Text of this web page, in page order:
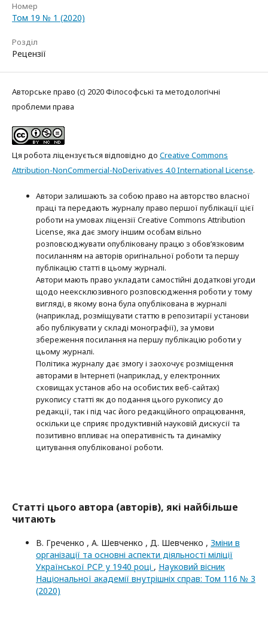
Номер
Том 19 № 1 (2020)
Розділ
Рецензії
Авторське право (c) 2020 Філософські та методологічні
проблеми права
Ця робота ліцензується відповідно до Creative Commons
Attribution-NonCommercial-NoDerivatives 4.0 International License.
Автори залишають за собою право на авторство власної
праці та передають журналу право першої публікації цієї
роботи на умовах ліцензії Creative Commons Attribution
License, яка дає змогу іншим особам вільно
розповсюджувати опубліковану працю з обов’язковим
посиланням на авторів оригінальної роботи та першу
публікацію статті в цьому журналі.
Автори мають право укладати самостійні додаткові угоди
щодо неексклюзивного розповсюдження роботи у тому
вигляді, в якому вона була опублікована в журналі
(наприклад, розміщувати статтю в репозитарії установи
або публікувати у складі монографії), за умови
збереження посилання на першу публікацію роботи у
цьому журналі.
Політика журналу дає змогу і заохочує розміщення
авторами в Інтернеті (наприклад, у електронних
сховищах установ або на особистих веб-сайтах)
рукопису статті як до подання цього рукопису до
редакції, так і під час його редакційного опрацювання,
оскільки це сприяє продуктивній науковій дискусії та
позитивно впливає на оперативність та динаміку
цитування опублікованої роботи.
Статті цього автора (авторів), які найбільше
читають
В. Греченко , А. Шевченко , Д. Шевченко , Зміни в
організації та основні аспекти діяльності міліції
Української РСР у 1940 році , Науковий вісник
Національної академії внутрішніх справ: Том 116 № 3
(2020)